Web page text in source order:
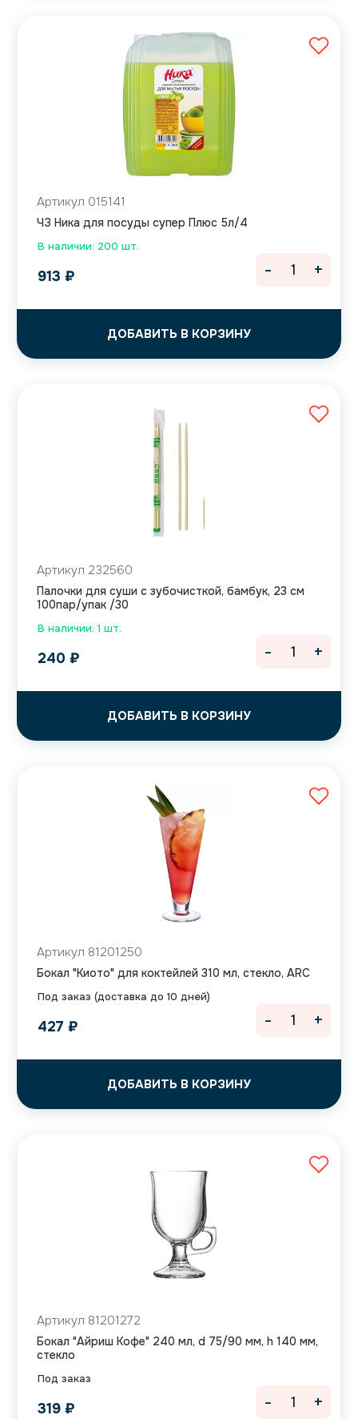
В наличии: 200 шт.
Артикул 015141
ЧЗ Ника для посуды супер Плюс 5л/4
913 ₽
ДОБАВИТЬ В КОРЗИНУ
- +
В наличии: 1 шт.
Артикул 232560
Палочки для суши с зубочисткой, бамбук, 23 см
100пар/упак /30
240 ₽
ДОБАВИТЬ В КОРЗИНУ
- +
Под заказ (доставка до 10 дней)
Артикул 81201250
Бокал "Киото" для коктейлей 310 мл, стекло, ARC
427 ₽
ДОБАВИТЬ В КОРЗИНУ
- +
Под заказ
Артикул 81201272
Бокал "Айриш Кофе" 240 мл, d 75/90 мм, h 140 мм,
стекло
319 ₽ - +